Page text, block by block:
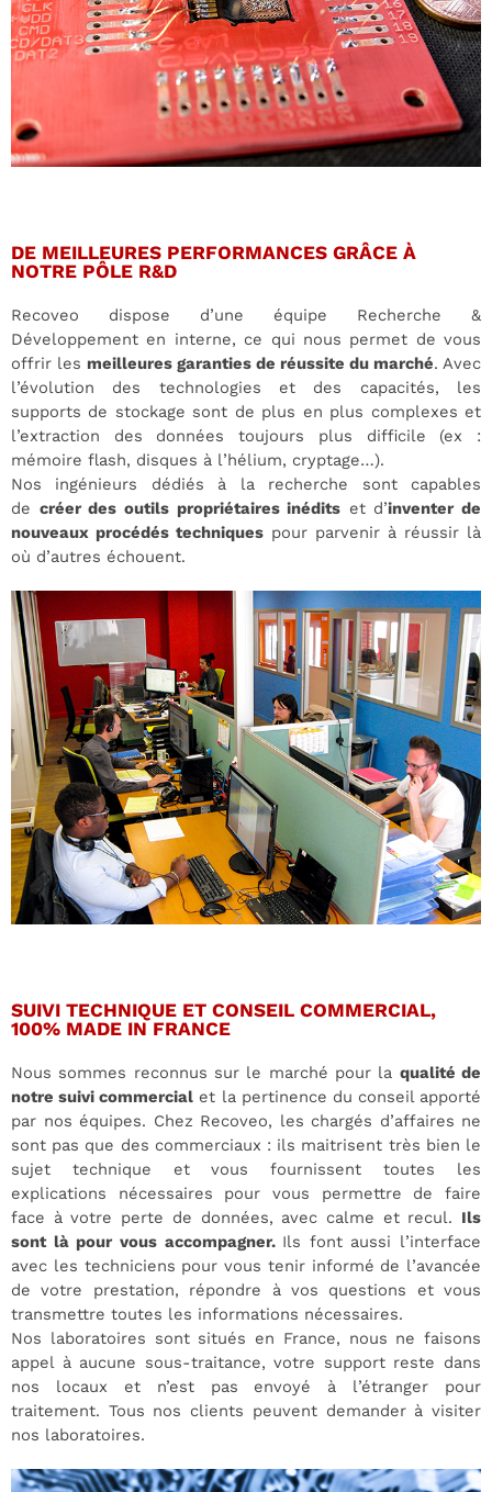
DE MEILLEURES PERFORMANCES GRÂCE À
NOTRE PÔLE R&D
Recoveo dispose d’une équipe Recherche &
Développement en interne, ce qui nous permet de vous
offrir les meilleures garanties de réussite du marché. Avec
l’évolution des technologies et des capacités, les
supports de stockage sont de plus en plus complexes et
l’extraction des données toujours plus difficile (ex :
mémoire flash, disques à l’hélium, cryptage…).
Nos ingénieurs dédiés à la recherche sont capables
de créer des outils propriétaires inédits et d’inventer de
nouveaux procédés techniques pour parvenir à réussir là
où d’autres échouent.
SUIVI TECHNIQUE ET CONSEIL COMMERCIAL,
100% MADE IN FRANCE
Nous sommes reconnus sur le marché pour la qualité de
notre suivi commercial et la pertinence du conseil apporté
par nos équipes. Chez Recoveo, les chargés d’affaires ne
sont pas que des commerciaux : ils maitrisent très bien le
sujet technique et vous fournissent toutes les
explications nécessaires pour vous permettre de faire
face à votre perte de données, avec calme et recul. Ils
sont là pour vous accompagner. Ils font aussi l’interface
avec les techniciens pour vous tenir informé de l’avancée
de votre prestation, répondre à vos questions et vous
transmettre toutes les informations nécessaires.
Nos laboratoires sont situés en France, nous ne faisons
appel à aucune sous-traitance, votre support reste dans
nos locaux et n’est pas envoyé à l’étranger pour
traitement. Tous nos clients peuvent demander à visiter
nos laboratoires.